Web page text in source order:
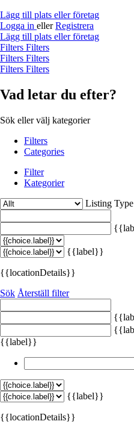
Lägg till plats eller företag
Logga in eller Registrera
Lägg till plats eller företag
Filters Filters
Filters Filters
Filters Filters
Vad letar du efter?
Sök eller välj kategorier
Filters
Categories
Filter
Kategorier
Listing Type
{{label}}
{{locationDetails}}
Sök Återställ filter
{{label}}
{{label}}
{{locationDetails}}